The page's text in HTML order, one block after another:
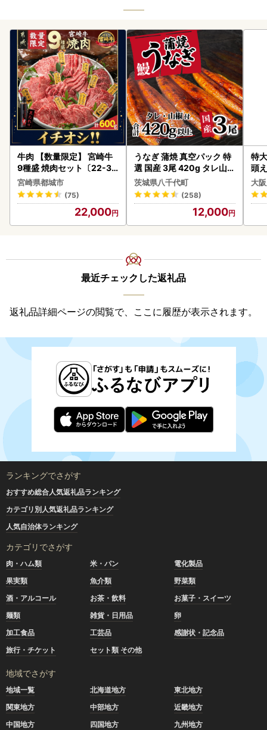
牛肉 【数量限定】 宮崎牛
9種盛 焼肉セット〔22-31
-006-600g〕都城 イチオ
シ!! 牛肉
宮崎県都城市
(75)
22,000
うなぎ 蒲焼 真空パック 特
選 国産 3尾 420g タレ山椒
付き うな重 ひつまぶし 訳
あり 茨城 ウナギ 鰻 個包装
人気 美味しい 小分け 八千
茨城県八千代町
(258)
12,000
特
頭
大
最近チェックした返礼品
返礼品詳細ページの閲覧で、ここに履歴が表示されます。
ランキングでさがす
おすすめ総合人気返礼品ランキング
カテゴリ別人気返礼品ランキング
人気自治体ランキング
カテゴリでさがす
肉・ハム類 米・パン
電化製品
果実類
魚介類
野菜類
酒・アルコール
お茶・飲料
お菓子・スイーツ
麺類
雑貨・日用品
卵
加工食品
工芸品
感謝状・記念品
旅行・チケット
セット類 その他
地域でさがす
地域一覧 北海道地方
東北地方
関東地方
中部地方
近畿地方
中国地方
四国地方 九州地方